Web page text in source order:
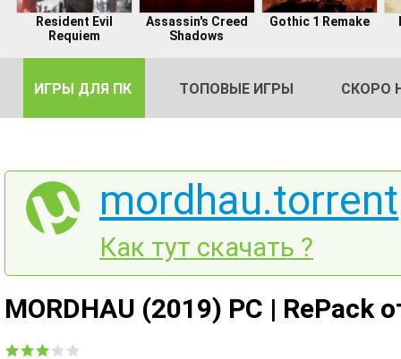
Resident Evil
Requiem
Assassin's Creed
Shadows
Gothic 1 Remake
ИГРЫ ДЛЯ ПК ТОПОВЫЕ ИГРЫ СКОРО
mordhau.torrent
Как тут скачать ?
MORDHAU (2019) PC | RePack